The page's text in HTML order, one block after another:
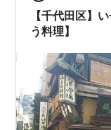
【千代田区】
う料理】